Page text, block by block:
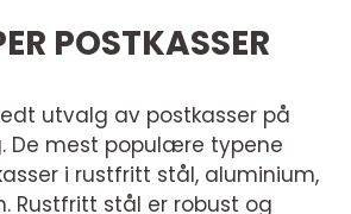
POSTKASSER
utvalg av postkasser på
De mest populære typene
i rustfritt stål, aluminium,
Rustfritt stål er robust og